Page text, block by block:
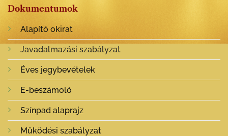
Dokumentumok
Alapító okirat
Javadalmazási szabályzat
Éves jegybevételek
E-beszámoló
Színpad alaprajz
Működési szabályzat